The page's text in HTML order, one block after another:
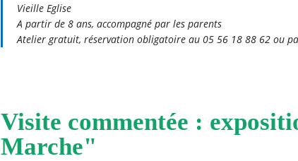
Vieille Eglise
A partir de 8 ans, accompagné par les parents
Atelier gratuit, réservation obligatoire au 05 56 18 88 62 ou
Visite commentée :
Marche"